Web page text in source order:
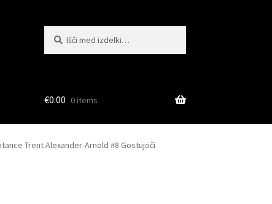
€0.00 0 items
Trent Alexander-Arnold #8 Gostujoči